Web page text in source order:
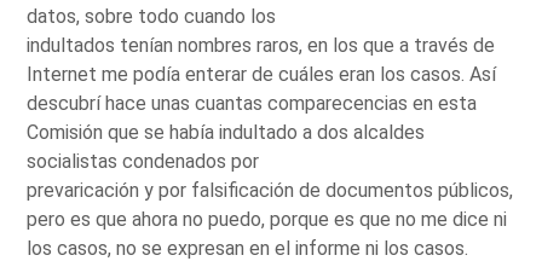
datos, sobre todo cuando los
indultados tenían nombres raros, en los que a través de
Internet me podía enterar de cuáles eran los casos. Así
descubrí hace unas cuantas comparecencias en esta
Comisión que se había indultado a dos alcaldes
socialistas condenados por
prevaricación y por falsificación de documentos públicos,
pero es que ahora no puedo, porque es que no me dice ni
los casos, no se expresan en el informe ni los casos.